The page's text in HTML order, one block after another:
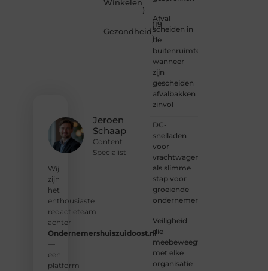
Jeroen
Schaap
Content
Specialist
Wij
zijn
het
enthousiaste
redactieteam
achter
Ondernemershuiszuidoost.nl
—
een
platform
Winkelen
)
Gezondheid
(19
)
Afval
scheiden in
de
buitenruimte:
wanneer
zijn
gescheiden
afvalbakken
zinvol
DC-
snelladen
voor
vrachtwagens
als slimme
stap voor
groeiende
ondernemers
Veiligheid
die
meebeweegt
met elke
organisatie